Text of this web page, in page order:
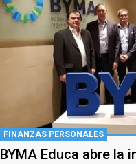
FINANZAS PERSONALES
BYMA Educa abre la